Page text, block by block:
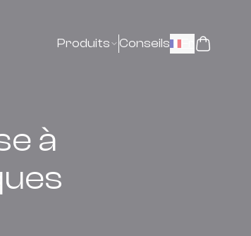
Produits Conseils
à